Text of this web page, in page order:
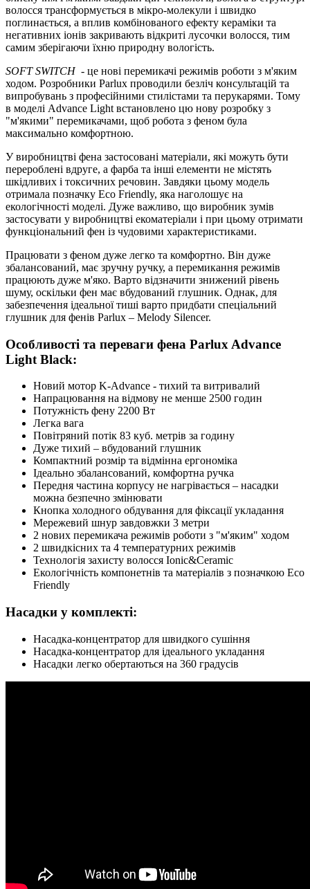
волосся трансформується в мікро-молекули і швидко
поглинається, а вплив комбінованого ефекту кераміки та
негативних іонів закривають відкриті лусочки волосся, тим
самим зберігаючи їхню природну вологість.
SOFT SWITCH- це нові перемикачі режимів роботи з м'яким
ходом. Розробники Parlux проводили безліч консультацій та
випробувань з професійними стилістами та перукарями. Тому
в моделі Advance Light встановлено цю нову розробку з
"м'якими" перемикачами, щоб робота з феном була
максимально комфортною.
У виробництві фена застосовані матеріали, які можуть бути
перероблені вдруге, а фарба та інші елементи не містять
шкідливих і токсичних речовин. Завдяки цьому модель
отримала позначку Eco Friendly, яка наголошує на
екологічності моделі. Дуже важливо, що виробник зумів
застосувати у виробництві екоматеріали і при цьому отримати
функціональний фен із чудовими характеристиками.
Працювати з феном дуже легко та комфортно. Він дуже
збалансований, має зручну ручку, а перемикання режимів
працюють дуже м'яко. Варто відзначити знижений рівень
шуму, оскільки фен має вбудований глушник. Однак, для
забезпечення ідеальної тиші варто придбати спеціальний
глушник для фенів Parlux – Melody Silencer.
Особливості та переваги фена Parlux Advance
Light Black:
Новий мотор K-Advance - тихий та витривалий
Напрацювання на відмову не менше 2500 годин
Потужність фену 2200 Вт
Легка вага
Повітряний потік 83 куб. метрів за годину
Дуже тихий – вбудований глушник
Компактний розмір та відмінна ергономіка
Ідеально збалансований, комфортна ручка
Передня частина корпусу не нагрівається – насадки
можна безпечно змінювати
Кнопка холодного обдування для фіксації укладання
Мережевий шнур завдовжки 3 метри
2 нових перемикача режимів роботи з "м'яким" ходом
2 швидкісних та 4 температурних режимів
Технологія захисту волосся Ionic&Ceramic
Екологічність компонетнів та матеріалів з позначкою Eco
Friendly
Насадки у комплекті:
Насадка-концентратор для швидкого сушіння
Насадка-концентратор для ідеального укладання
Насадки легко обертаються на 360 градусів